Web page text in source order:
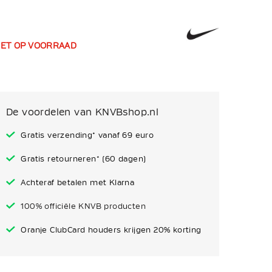
OP VOORRAAD
De voordelen van KNVBshop.nl
Gratis verzending* vanaf 69 euro
Gratis retourneren* (60 dagen)
Achteraf betalen met Klarna
100% officiële KNVB producten
Oranje ClubCard houders krijgen 20% korting